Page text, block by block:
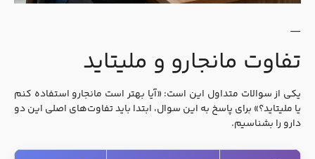
—
تفاوت مانجارو و ملیتاید
یکی از سوالات متداول این است: «آیا بهتر است مانجارو استفاده کنم
یا ملیتاید؟» برای پاسخ به این سوال، ابتدا باید تفاوت‌های اصلی این دو
دارو را بشناسیم.